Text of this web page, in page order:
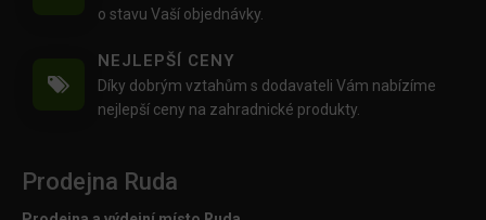
o stavu Vaší objednávky.
NEJLEPŠÍ CENY
Díky dobrým vztahům s dodavateli Vám nabízíme
nejlepší ceny na zahradnické produkty.
Prodejna Ruda